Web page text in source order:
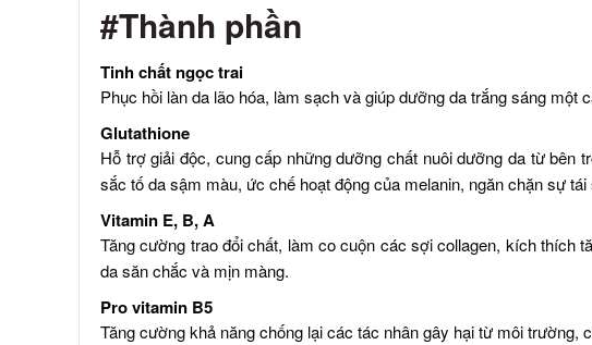
#Thành phần
Tinh chất ngọc trai
Phục hồi làn da lão hóa, làm sạch và giúp dưỡng da trắng sáng một
Glutathione
Hỗ trợ giải độc, cung cấp những dưỡng chất nuôi dưỡng da từ bên
sắc tố da sậm màu, ức chế hoạt động của melanin, ngăn chặn sự
Vitamin E, B, A
Tăng cường trao đổi chất, làm co cuộn các sợi collagen, kích thích
da săn chắc và mịn màng.
Pro vitamin B5
Tăng cường khả năng chống lại các tác nhân gây hại từ môi